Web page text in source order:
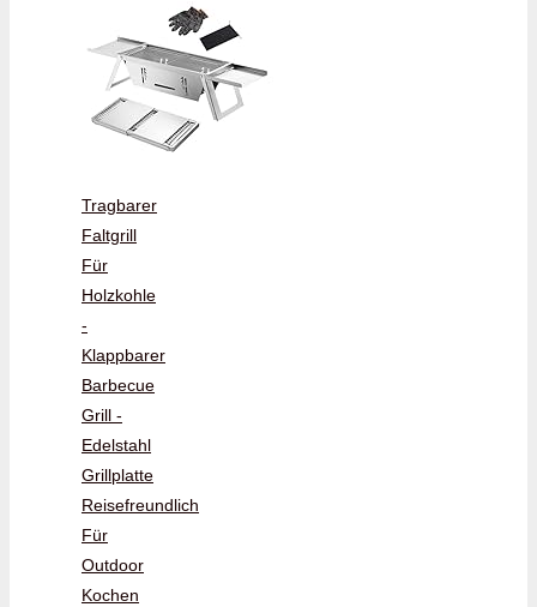
Tragbarer
Faltgrill
Für
Holzkohle
-
Klappbarer
Barbecue
Grill -
Edelstahl
Grillplatte
Reisefreundlich
Für
Outdoor
Kochen